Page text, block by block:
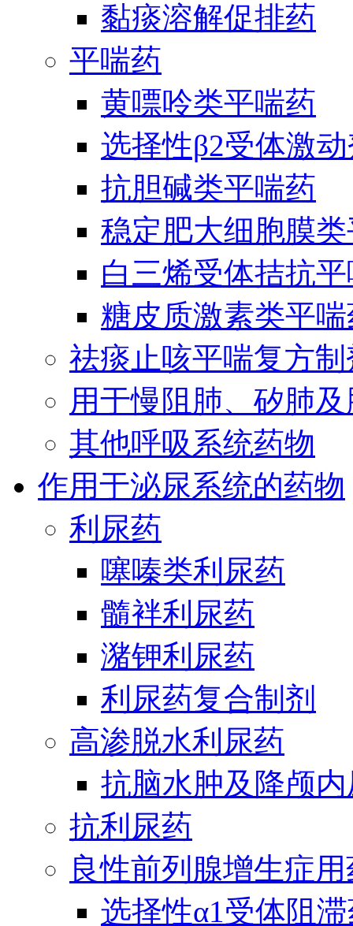
黏痰溶解促排药
平喘药
黄嘌呤类平喘药
选择性β2受体激
抗胆碱类平喘药
稳定肥大细胞膜
白三烯受体拮抗
糖皮质激素类平
祛痰止咳平喘复方制
用于慢阻肺、矽肺
其他呼吸系统药物
作用于泌尿系统的药物
利尿药
噻嗪类利尿药
髓袢利尿药
潴钾利尿药
利尿药复合制剂
高渗脱水利尿药
抗脑水肿及降颅
抗利尿药
良性前列腺增生症
选择性α1受体阻